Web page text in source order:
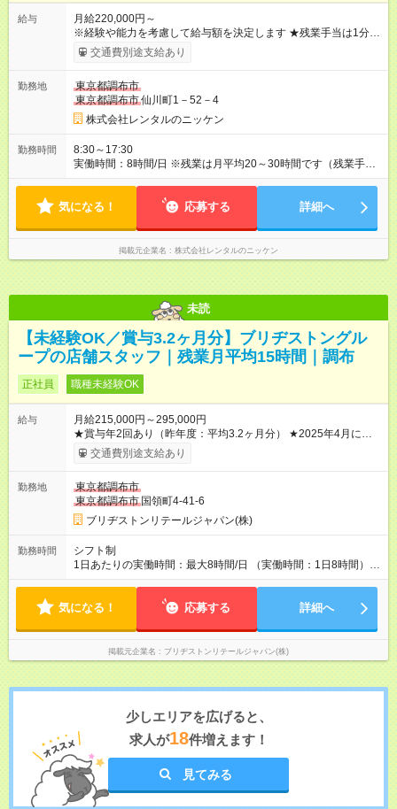
給与
月給220,000円～
※経験や能力を考慮して給与額を決定します ★残業手当は1分単
位で全額支給します。 ★月給のほか、各種手当や賞与（年2回）
も充実しています。 年収例 ￣￣￣ 500万円／30代・主任／月給
38万円＋時間外勤務手当＋賞与 750万円／40代・統括マネージ
ャー／月給45万円＋賞与 【試用期間】試用期間あり 試用期間の
長さ：6ヶ月 雇用形態、給与は本採用時と同じです。
交通費別途支給あり
勤務地
東京都調布市
東京都調布市仙川町1－52－4
株式会社レンタルのニッケン
勤務時間
8:30～17:30
実働時間：8時間/日 ※残業は月平均20～30時間です（残業手当
は全額支給）。
気になる！ 応募する 詳細へ
掲載元企業名 株式会社レンタルのニッケン
未読
【未経験OK／賞与3.2ヶ月分】ブリヂストングル
ープの店舗スタッフ｜残業月平均15時間｜調布
正社員 職種未経験OK
給与
月給215,000円～295,000円
★賞与年2回あり（昨年度：平均3.2ヶ月分） ★2025年4月に、
全社員の給与を一律改定（ベースアップ）しました！ ※残業は
平均月15時間以下、時間外手当は100％支給しています。 ※試
ん。 【試用期間】試用期間あり 試用期間の長さ：3ヶ月 雇用形
態、給与は本採用時と同じです。
交通費別途支給あり
勤務地
東京都調布市
東京都調布市 国領町4-41-6
ブリヂストンリテールジャパン(株)
勤務時間
シフト制
1日あたりの実働時間：最大8時間/日 （実働時間：1日8時間）
【シフト例】 ・9：45～18：45 ・10：15～19：15 ※時間帯は
は平均月15時間以内。プライベートも大切にできる働き方で
気になる！ 応募する 詳細へ
掲載元企業名 ブリヂストンリテールジャパン(株)
少しエリアを広げると、
求人が18件増えます！
見てみる